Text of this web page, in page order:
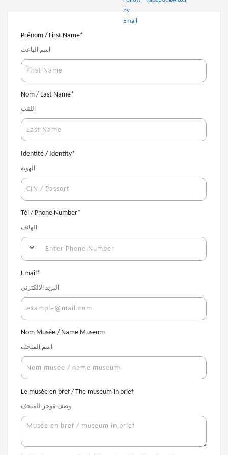
Prénom / First Name*
اسم الباعث
Nom / Last Name*
اللقب
Identité / Identity*
الهوية
Tél / Phone Number*
الهاتف
Email*
البريد الالكترني
Nom Musée / Name Museum
اسم المتحف
Le musée en bref / The museum in brief
وصف موجز للمتحف